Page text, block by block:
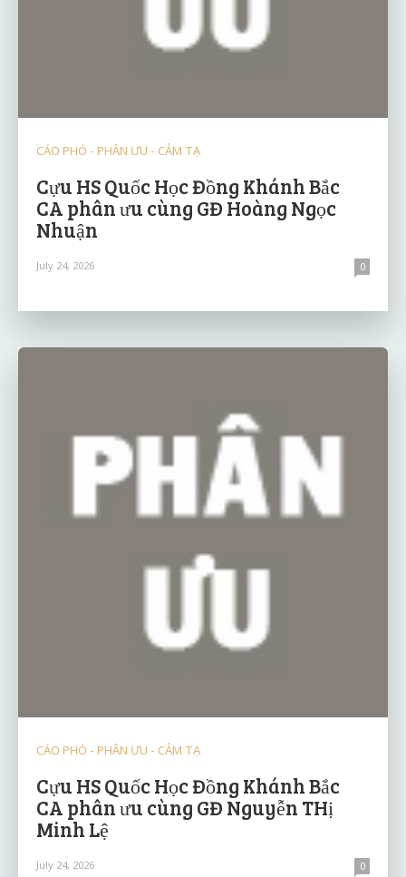
CÁO PHÓ - PHÂN ƯU - CẢM TẠ
Cựu HS Quốc Học Đồng Khánh Bắc
CA phân ưu cùng GĐ Hoàng Ngọc
Nhuận
July 24, 2026 0
CÁO PHÓ - PHÂN ƯU - CẢM TẠ
Cựu HS Quốc Học Đồng Khánh Bắc
CA phân ưu cùng GĐ Nguyễn THị
Minh Lệ
July 24, 2026 0